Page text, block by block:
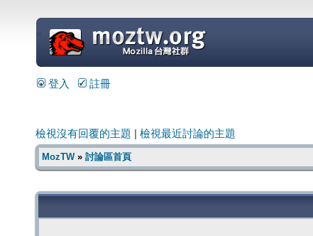
=
登入 註冊
檢視沒有回覆的主題 檢視最近討論的主題
MozTW» 討論區首頁